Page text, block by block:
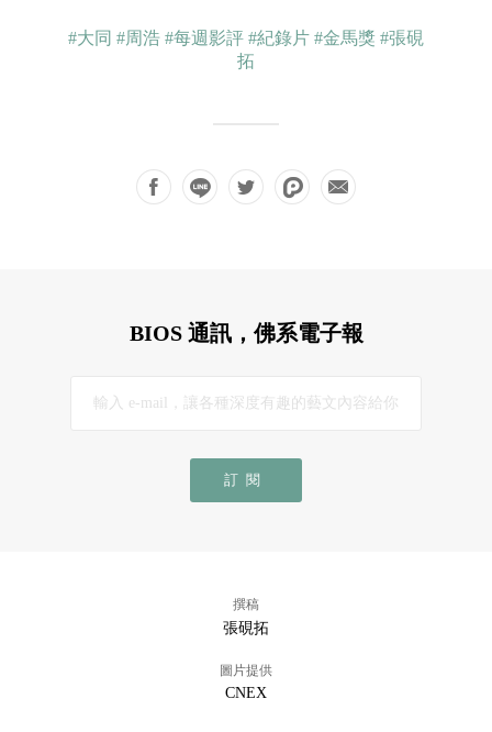
#大同 #周浩 #每週影評 #紀錄片 #金馬獎 #張硯
拓
BIOS 通訊，佛系電子報
訂閱
撰稿
張硯拓
圖片提供
CNEX